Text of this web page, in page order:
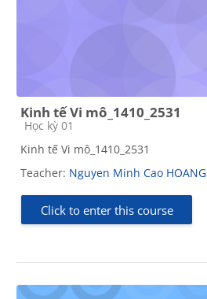
Kinh tế Vi mô_1410_2531
Course category
Học kỳ 01
Kinh tế Vi mô_1410_2531
Teacher: Nguyen Minh Cao HOANG
Click to enter this course